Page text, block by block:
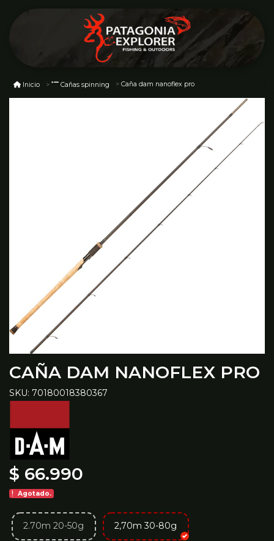
Inicio Cañas spinning Caña dam nanoflex pro
CAÑA DAM NANOFLEX PRO
SKU: 70180018380367
$ 66.990
Agotado.
2.70m 20-50g 2,70m 30-80g